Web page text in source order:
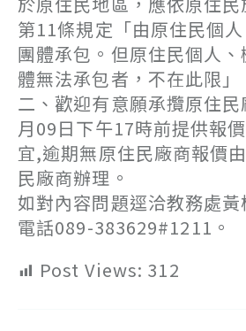
第11條規定「由原住民個
團體承包。但原住民個人
體無法承包者，不在此限」
二、歡迎有意願承攬原住
月09日下午17時前提供報
宜,逾期無原住民廠商報價
民廠商辦理。
如對內容問題逕洽教務處黃
電話089-383629#1211。
Post Views: 312